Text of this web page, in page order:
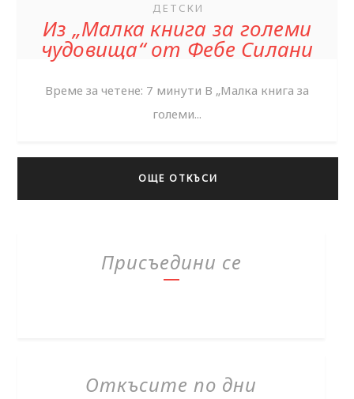
ДЕТСКИ
Из „Малка книга за големи
чудовища“ от Фебе Силани
Време за четене: 7 минути В „Малка книга за
големи...
ОЩЕ ОТКЪСИ
Присъедини се
Откъсите по дни